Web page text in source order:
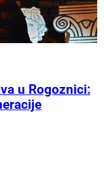
u Rogoznici: